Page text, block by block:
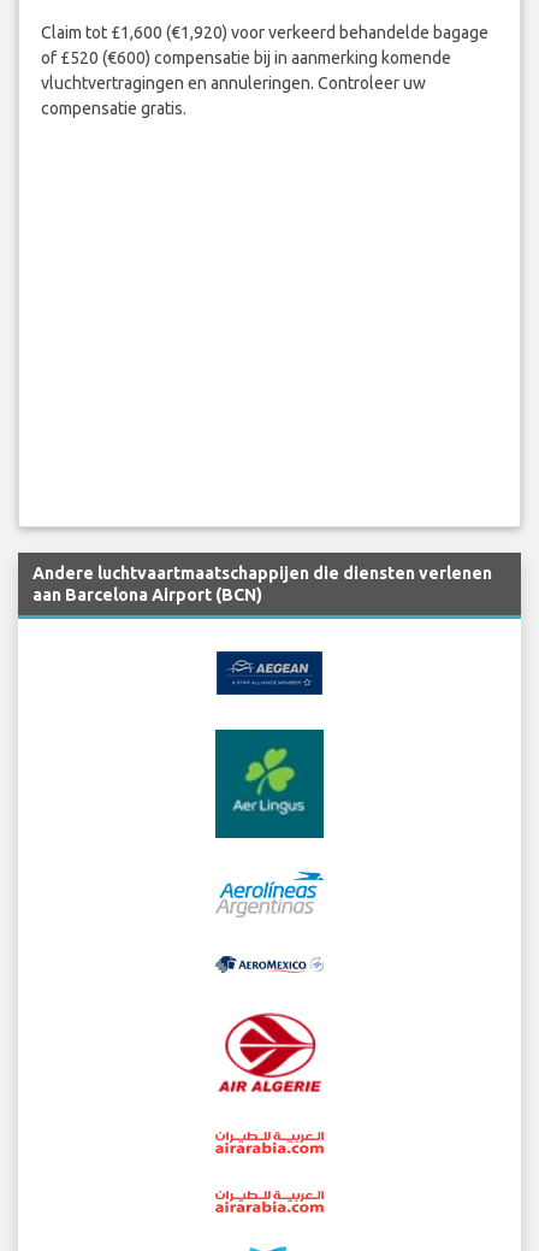
Claim tot £1,600 (€1,920) voor verkeerd behandelde bagage
of £520 (€600) compensatie bij in aanmerking komende
vluchtvertragingen en annuleringen. Controleer uw
compensatie gratis.
Andere luchtvaartmaatschappijen die diensten verlenen
aan Barcelona Airport (BCN)